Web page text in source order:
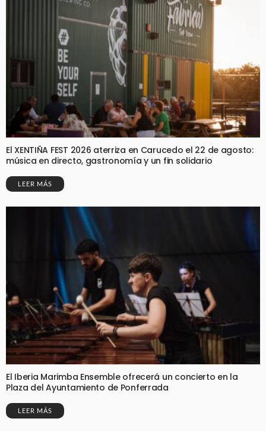
El XENTIÑA FEST 2026 aterriza en Carucedo el 22 de agosto:
música en directo, gastronomía y un fin solidario
LEER MÁS
El Iberia Marimba Ensemble ofrecerá un concierto en la
Plaza del Ayuntamiento de Ponferrada
LEER MÁS